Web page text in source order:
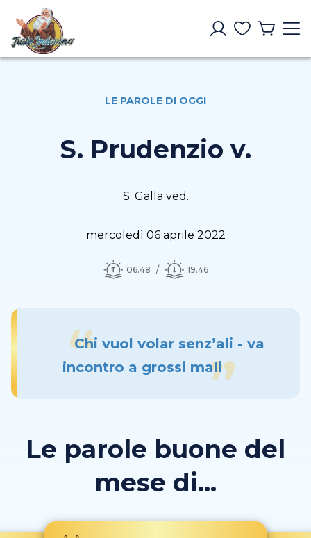
LE PAROLE DI OGGI
S. Prudenzio v.
S. Galla ved.
mercoledì 06 aprile 2022
06.48 19.46
Chi vuol volar senz’ali - va
incontro a grossi mali
Le parole buone del
mese di...